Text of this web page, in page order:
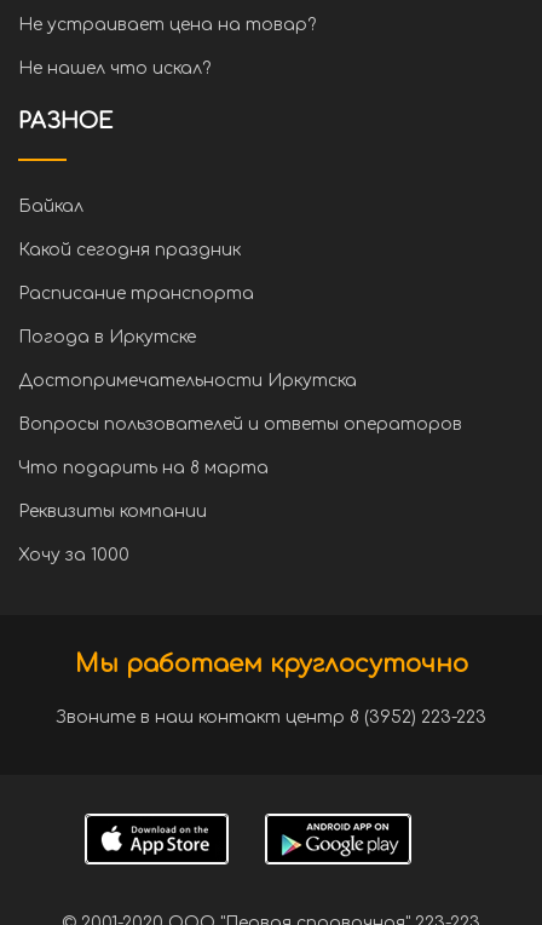
Не устраивает цена на товар?
Не нашел что искал?
РАЗНОЕ
Байкал
Какой сегодня праздник
Расписание транспорта
Погода в Иркутске
Достопримечательности Иркутска
Вопросы пользователей и ответы операторов
Что подарить на 8 марта
Реквизиты компании
Хочу за 1000
Мы работаем круглосуточно
Звоните в наш контакт центр 8 (3952) 223-223